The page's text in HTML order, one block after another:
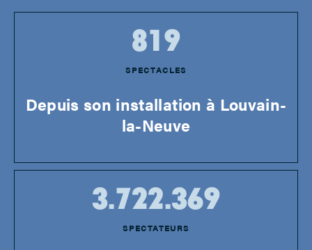
SPECTACLES
819
Depuis son installation à Louvain-
la-Neuve
SPECTATEURS
3.722.369